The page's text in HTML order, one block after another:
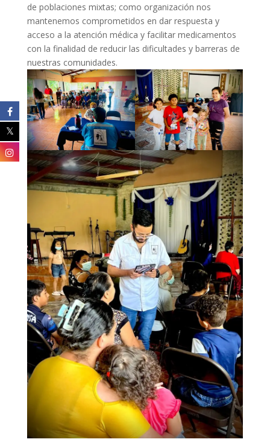
de poblaciones mixtas; como organización nos
mantenemos comprometidos en dar respuesta y
acceso a la atención médica y facilitar medicamentos
con la finalidad de reducir las dificultades y barreras de
nuestras comunidades.